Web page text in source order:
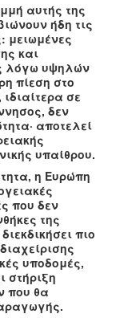
αυτής της
ήδη τις
μειωμένες
και
λόγω υψηλών
πίεση στο
σε
δεν
αποτελεί
υπαίθρου.
η Ευρώπη
που δεν
της
πιο
υποδομές,
στήριξη
που θα